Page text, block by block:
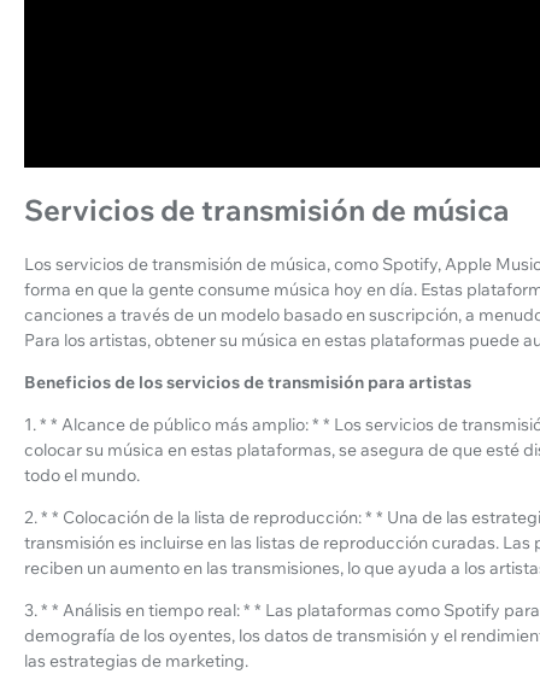
Servicios de transmisión de música
Los servicios de transmisión de música, como Spotify, Apple
forma en que la gente consume música hoy en día. Estas
canciones a través de un modelo basado en suscripción, a
Para los artistas, obtener su música en estas plataformas puede
Beneficios de los servicios de transmisión para artistas
1. * * Alcance de público más amplio: * * Los servicios de
colocar su música en estas plataformas, se asegura de que esté
todo el mundo.
2. * * Colocación de la lista de reproducción: * * Una de las
transmisión es incluirse en las listas de reproducción curadas.
reciben un aumento en las transmisiones, lo que ayuda a los
3. * * Análisis en tiempo real: * * Las plataformas como Spotify
demografía de los oyentes, los datos de transmisión y el
las estrategias de marketing.